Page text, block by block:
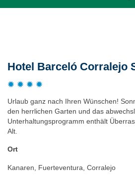
Hotel Barceló Corralejo
Urlaub ganz nach Ihren Wünschen!
den herrlichen Garten und das
Unterhaltungsprogramm enthält
Alt.
Ort
Kanaren, Fuerteventura, Corralejo